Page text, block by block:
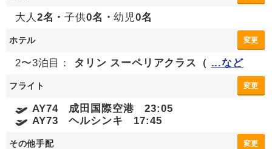
大人 2名・子供0名・幼児0名
ホテル 変更
2〜3泊目： タリン スーペリアクラス（ ...など
フライト 変更
AY74 成田国際空港 23:05
AY73 ヘルシンキ 17:45
その他手配 変更